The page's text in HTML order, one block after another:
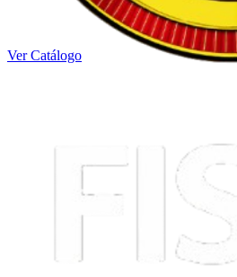
Ver Catálogo